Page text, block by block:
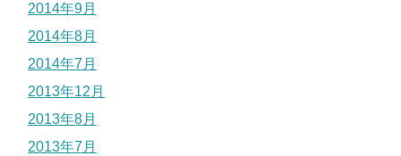
2014年9月
2014年8月
2014年7月
2013年12月
2013年8月
2013年7月